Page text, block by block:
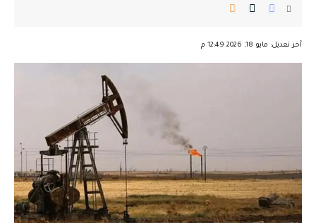
آخر تعديل: مايو 18, 2026 12:49 م